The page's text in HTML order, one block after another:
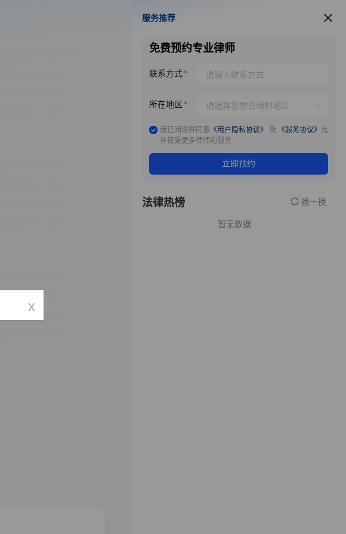
服务推荐
服务推荐
免费预约专业律师
联系方式
所在地区
我已阅读并同意 《用户隐私协议》 及 《服务协议》 允
许接受更多律师的服务
立即预约
法律热榜 换一换
暂无数据
x